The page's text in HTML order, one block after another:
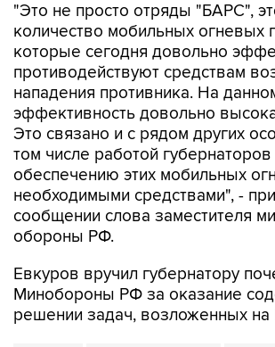
"Это не просто отряды "БАРС",
количество мобильных огневых
которые сегодня довольно
противодействуют средствам
нападения противника. На
эффективность довольно
Это связано и с рядом других
том числе работой губернаторов
обеспечению этих мобильных
необходимыми средствами", -
сообщении слова заместителя
обороны РФ.
Евкуров вручил губернатору
Минобороны РФ за оказание
решении задач, возложенных